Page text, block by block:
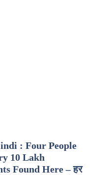
: Four People
10 Lakh
Found Here – हर